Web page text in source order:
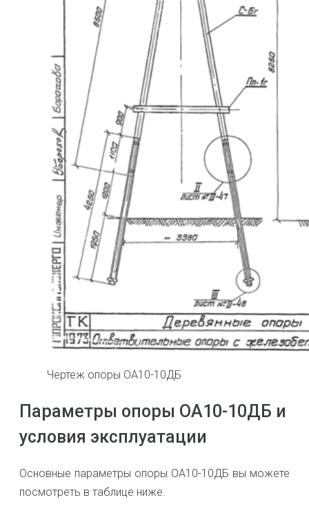
Чертеж опоры ОА10-10ДБ
Параметры опоры ОА10-10ДБ и
условия эксплуатации
Основные параметры опоры ОА10-10ДБ вы можете
посмотреть в таблице ниже.